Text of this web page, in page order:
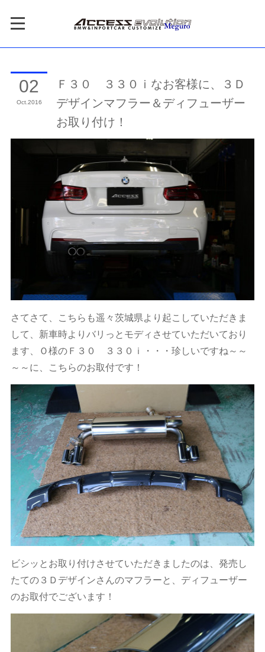
02
Oct 2016
Ｆ３０ ３３０ｉなお客様に、３Ｄ
デザインマフラー＆ディフューザー
お取り付け！
さてさて、こちらも遥々茨城県より起こしていただきま
して、新車時よりバリっとモディさせていただいており
ます、Ｏ様のＦ３０ ３３０ｉ・・・珍しいですね～～
～～に、こちらのお取付です！
ビシッとお取り付けさせていただきましたのは、発売し
たての３Ｄデザインさんのマフラーと、ディフューザー
のお取付でございます！